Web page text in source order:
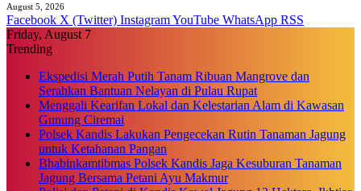
August 5, 2026
Facebook X (Twitter) InstagramYouTube WhatsApp RSS
Friday, August 7
Trending
Ekspedisi Merah Putih Tanam Ribuan Mangrove dan
Serahkan Bantuan Nelayan di Pulau Rupat
Menggali Kearifan Lokal dan Kelestarian Alam di Kawasan
Gunung Ciremai
Polsek Kandis Lakukan Pengecekan Rutin Tanaman Jagung
untuk Ketahanan Pangan
Bhabinkamtibmas Polsek Kandis Jaga Kesuburan Tanaman
Jagung Bersama Petani Ayu Makmur